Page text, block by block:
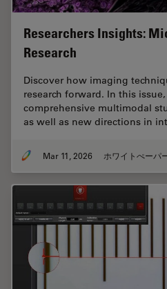
Researchers Insights:
Research
Discover how imaging
research forward. In this
comprehensive multimodal
as well as new directions in
Mar 11, 2026 ホワイトぺーパ